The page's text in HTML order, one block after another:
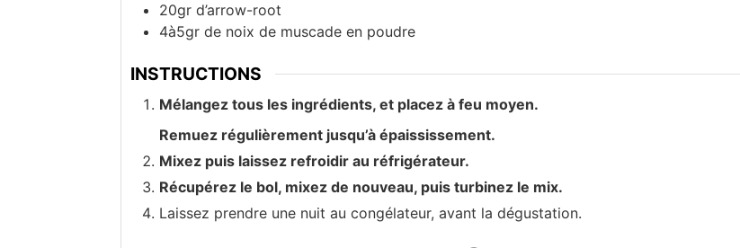
20gr d’arrow-root
4à5gr de noix de muscade en poudre
INSTRUCTIONS
Mélangez tous les ingrédients, et placez à feu moyen.
Remuez régulièrement jusqu’à épaississement.
Mixez puis laissez refroidir au réfrigérateur.
Récupérez le bol, mixez de nouveau, puis turbinez le mix.
Laissez prendre une nuit au congélateur, avant la dégustation.